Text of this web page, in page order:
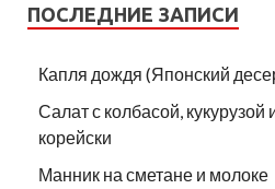
ПОСЛЕДНИЕ ЗАПИСИ
Капля дождя (Японский
Салат с колбасой,
корейски
Манник на сметане и молоке